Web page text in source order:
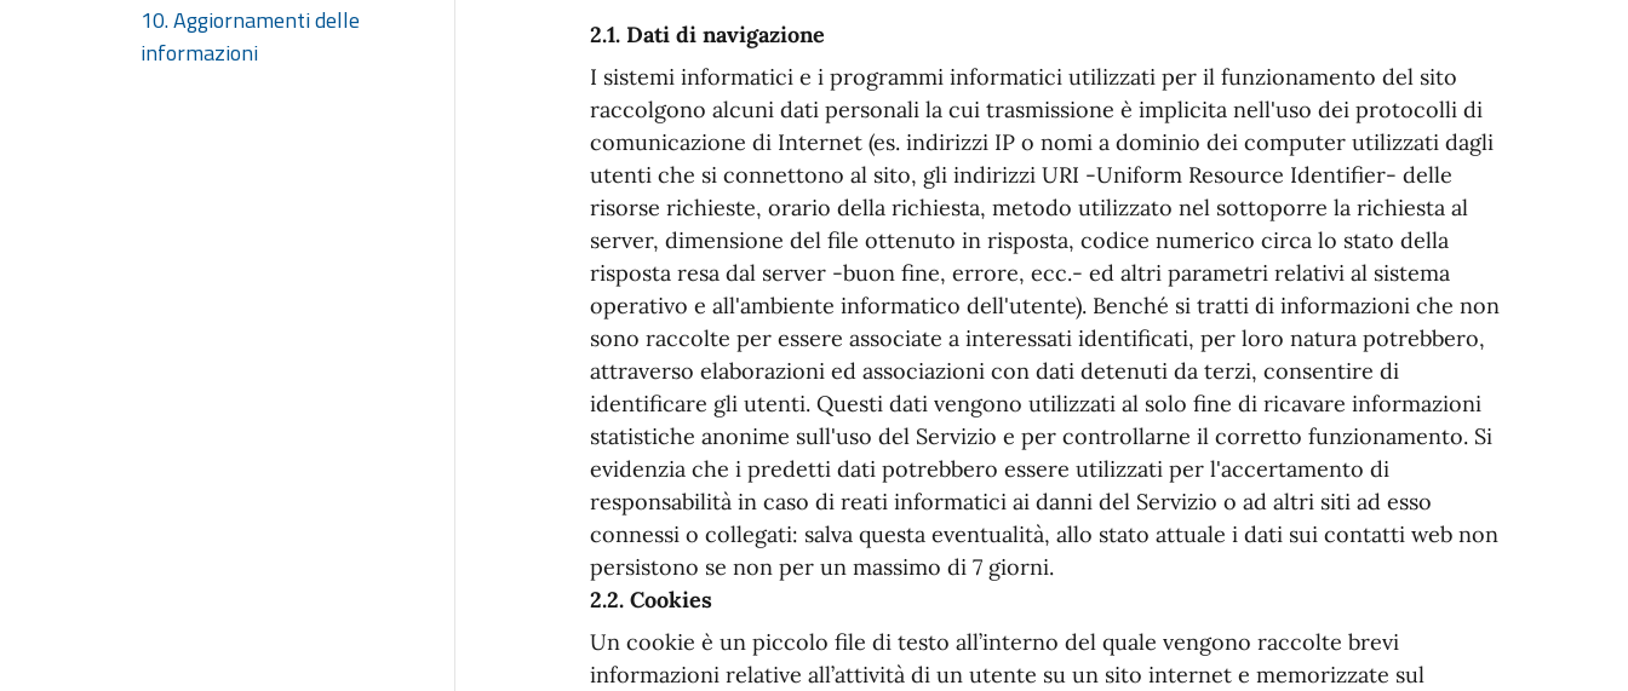
10. Aggiornamenti delle
informazioni
2.1. Dati di navigazione
I sistemi informatici e i programmi informatici utilizzati per il funzionamento del sito
raccolgono alcuni dati personali la cui trasmissione è implicita nell'uso dei protocolli di
comunicazione di Internet (es. indirizzi IP o nomi a dominio dei computer utilizzati dagli
utenti che si connettono al sito, gli indirizzi URI -Uniform Resource Identifier- delle
risorse richieste, orario della richiesta, metodo utilizzato nel sottoporre la richiesta al
server, dimensione del file ottenuto in risposta, codice numerico circa lo stato della
risposta resa dal server -buon fine, errore, ecc.- ed altri parametri relativi al sistema
operativo e all'ambiente informatico dell'utente). Benché si tratti di informazioni che non
sono raccolte per essere associate a interessati identificati, per loro natura potrebbero,
attraverso elaborazioni ed associazioni con dati detenuti da terzi, consentire di
identificare gli utenti. Questi dati vengono utilizzati al solo fine di ricavare informazioni
statistiche anonime sull'uso del Servizio e per controllarne il corretto funzionamento. Si
evidenzia che i predetti dati potrebbero essere utilizzati per l'accertamento di
responsabilità in caso di reati informatici ai danni del Servizio o ad altri siti ad esso
connessi o collegati: salva questa eventualità, allo stato attuale i dati sui contatti web non
persistono se non per un massimo di 7 giorni.
2.2. Cookies
Un cookie è un piccolo file di testo all’interno del quale vengono raccolte brevi
informazioni relative all’attività di un utente su un sito internet e memorizzate sul